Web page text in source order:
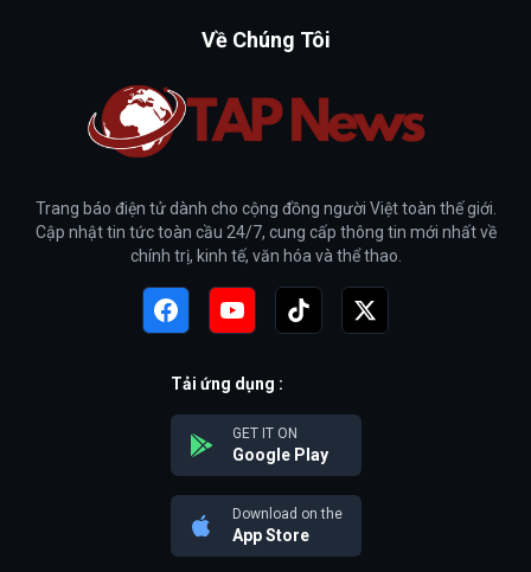
Về Chúng Tôi
Trang báo điện tử dành cho cộng đồng người Việt toàn thế giới.
Cập nhật tin tức toàn cầu 24/7, cung cấp thông tin mới nhất về
chính trị, kinh tế, văn hóa và thể thao.
Tải ứng dụng :
GET IT ON
Google Play
Download on the
App Store